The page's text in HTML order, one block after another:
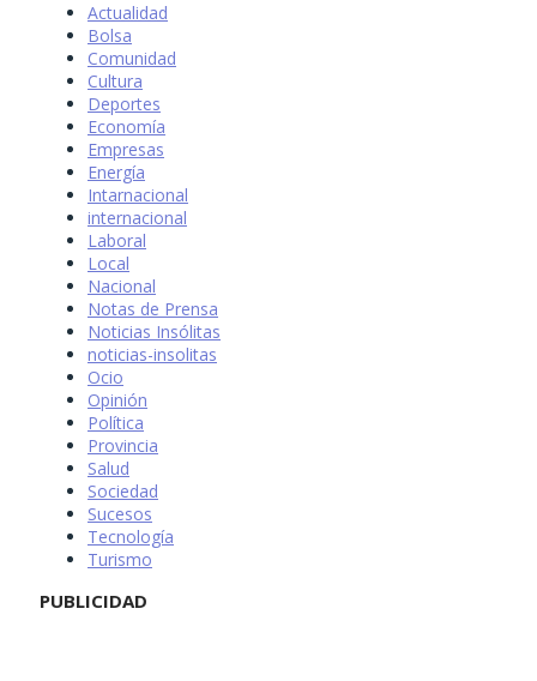
Actualidad
Bolsa
Comunidad
Cultura
Deportes
Economía
Empresas
Energía
Intarnacional
internacional
Laboral
Local
Nacional
Notas de Prensa
Noticias Insólitas
noticias-insolitas
Ocio
Opinión
Política
Provincia
Salud
Sociedad
Sucesos
Tecnología
Turismo
PUBLICIDAD